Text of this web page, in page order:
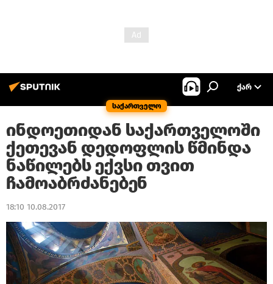
საქართველო
ᲥᲐᲠ
ინდოეთიდან საქართველოში
ქეთევან დედოფლის წმინდა
ნაწილებს ექვსი თვით
ჩამოაბრძანებენ
18:10 10.08.2017